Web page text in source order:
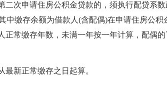
二次申请住房公积金贷款的，须执行配贷系数
中缴存余额为借款人(含配偶)在申请住房公积
常缴存年数，未满一年按一年计算，配偶的`
新正常缴存之日起算。